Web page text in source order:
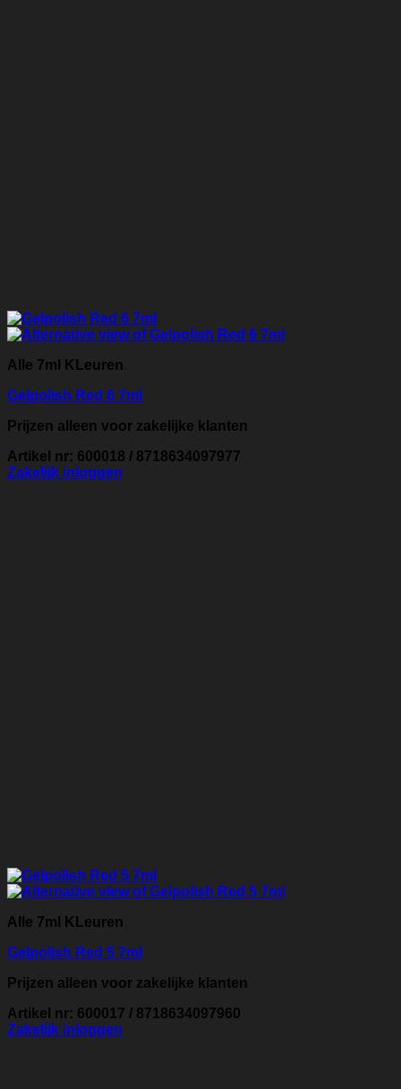
Alle 7ml KLeuren
Gelpolish Red 6 7ml
Prijzen alleen voor zakelijke klanten
Artikel nr: 600018 / 8718634097977
Zakelijk inloggen
Alle 7ml KLeuren
Gelpolish Red 5 7ml
Prijzen alleen voor zakelijke klanten
Artikel nr: 600017 / 8718634097960
Zakelijk inloggen